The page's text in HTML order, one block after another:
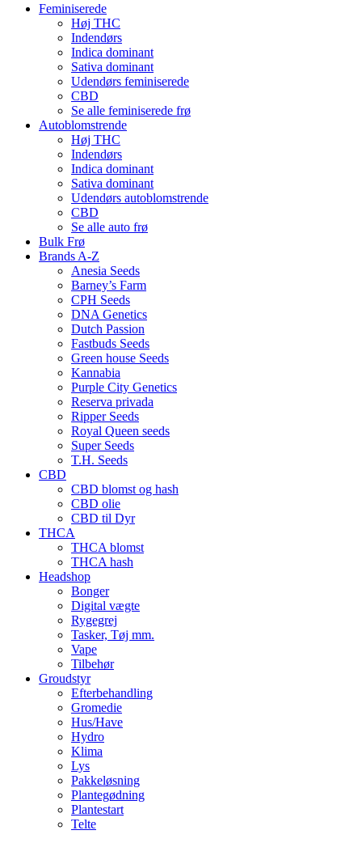
Feminiserede
Høj THC
Indendørs
Indica dominant
Sativa dominant
Udendørs feminiserede
CBD
Se alle feminiserede frø
Autoblomstrende
Høj THC
Indendørs
Indica dominant
Sativa dominant
Udendørs autoblomstrende
CBD
Se alle auto frø
Bulk Frø
Brands A-Z
Anesia Seeds
Barney’s Farm
CPH Seeds
DNA Genetics
Dutch Passion
Fastbuds Seeds
Green house Seeds
Kannabia
Purple City Genetics
Reserva privada
Ripper Seeds
Royal Queen seeds
Super Seeds
T.H. Seeds
CBD
CBD blomst og hash
CBD olie
CBD til Dyr
THCA
THCA blomst
THCA hash
Headshop
Bonger
Digital vægte
Rygegrej
Tasker, Tøj mm.
Vape
Tilbehør
Groudstyr
Efterbehandling
Gromedie
Hus/Have
Hydro
Klima
Lys
Pakkeløsning
Plantegødning
Plantestart
Telte